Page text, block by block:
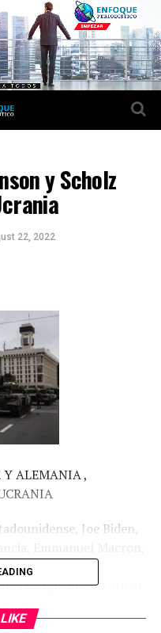
y Scholz
22, 2022
Y ALEMANIA ,
Joe Biden,
y el primer
con quienes mantuvo
apoyando los
de la agresión